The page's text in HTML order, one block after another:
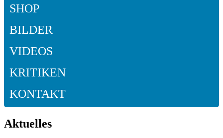
SHOP
BILDER
VIDEOS
KRITIKEN
KONTAKT
Aktuelles